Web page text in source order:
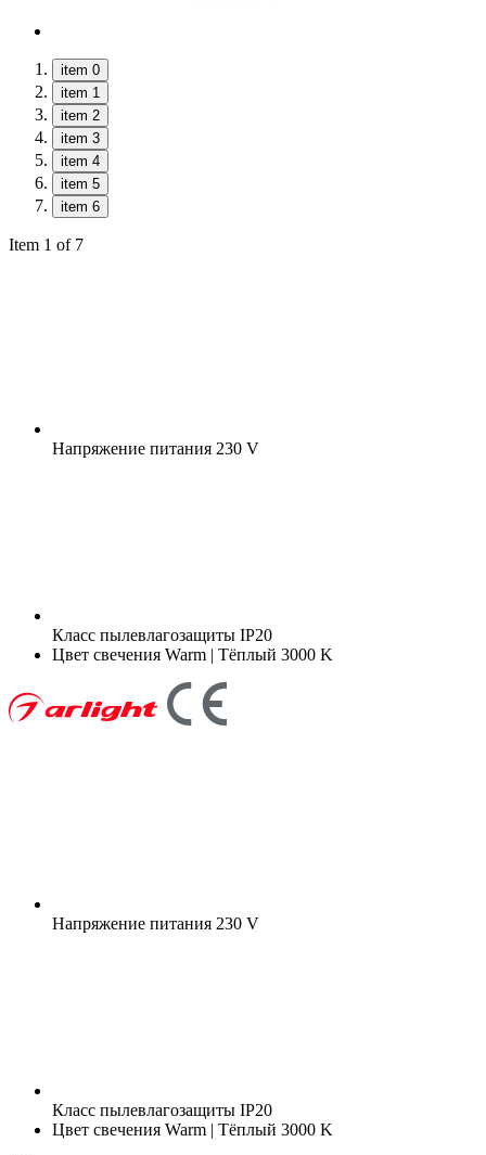
item 0
item 1
item 2
item 3
item 4
item 5
item 6
Item 1 of 7
Напряжение питания 230 V
Класс пылевлагозащиты IP20
Цвет свечения Warm | Тёплый 3000 K
Напряжение питания 230 V
Класс пылевлагозащиты IP20
Цвет свечения Warm | Тёплый 3000 K